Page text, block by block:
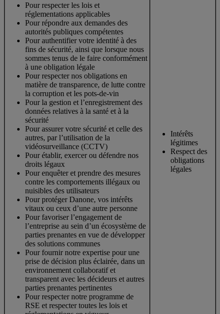
Pour respecter les lois et
réglementations applicables
Pour répondre aux demandes des
autorités publiques compétentes
Pour authentifier votre identité à des
fins de sécurité, ainsi que lorsque nous
sommes tenus de le faire conformément
à une obligation légale
Pour respecter nos obligations en
matière de transparence, de lutte contre
la corruption et les pots-de-vin
Pour la gestion et l’enregistrement des
données relatives à la santé et à la
sécurité
Pour assurer votre sécurité et celle des
autres, par l’utilisation de la
vidéosurveillance (CCTV)
Pour établir, exercer ou défendre nos
droits légaux
Pour enquêter et prendre des mesures
contre les comportements illégaux ou
nuisibles des utilisateurs
Pour protéger Danone, vos intérêts
vitaux ou ceux d’une autre personne
Pour favoriser l’engagement de
l’entreprise au sein d’un écosystème de
parties prenantes en vue de développer
des solutions communes
Pour fournir notre expertise pour une
prise de décision plus éclairée, dans un
environnement collaboratif et
transparent avec les décideurs et autres
parties prenantes pertinentes
Pour respecter notre programme de
RSE et respecter toutes les lois et
Intérêts
légitimes
Respect des
obligations
légales